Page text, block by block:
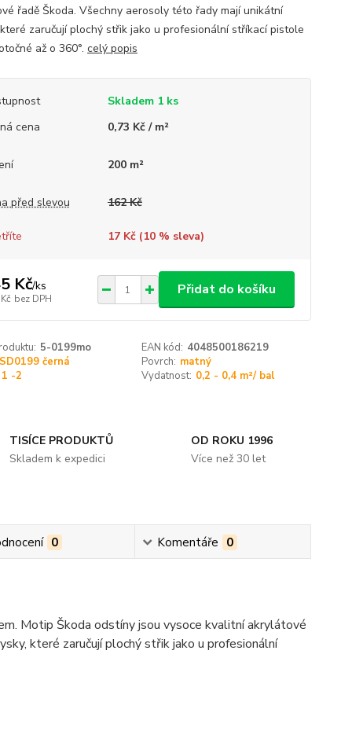
řadě Škoda. Všechny aerosoly této řady mají unikátní
zaručují plochý střik jako u profesionální stříkací pistole
až o 360°. celý popis
Skladem 1 ks
cena
0,73 Kč / m²
200 m²
před slevou 162 Kč
17 Kč (10% sleva)
Kč/ks
bez DPH
Přidat do košíku
5-0199mo EAN kód: 4048500186219
černá
Povrch: matný
1 -2
Vydatnost: 0,2 - 0,4 m²/ bal
TISÍCE PRODUKTŮ
Skladem k expedici
OD ROKU 1996
Více než 30 let
0 Komentáře 0
Motip Škoda odstíny jsou vysoce kvalitní akrylátové
které zaručují plochý střik jako u profesionální